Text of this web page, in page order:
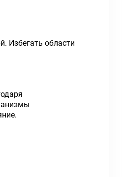
Избегать области